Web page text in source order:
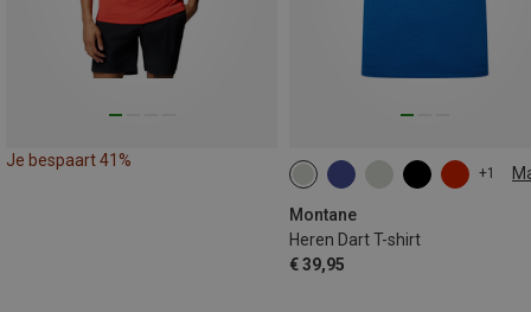
Je bespaart 41%
+1
Montane
Heren Dart T-shirt
€ 39,95
M L XL XXL